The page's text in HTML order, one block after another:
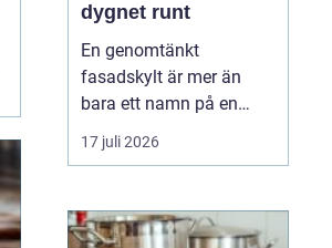
dygnet runt
En genomtänkt
fasadskylt är mer än
bara ett namn på en
vägg. Den fungerar som
företagets ansikte utåt,
signalerar kvalitet innan
någon ens har klivit
17 juli 2026